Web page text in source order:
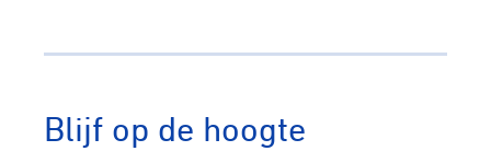
Blijf op de hoogte